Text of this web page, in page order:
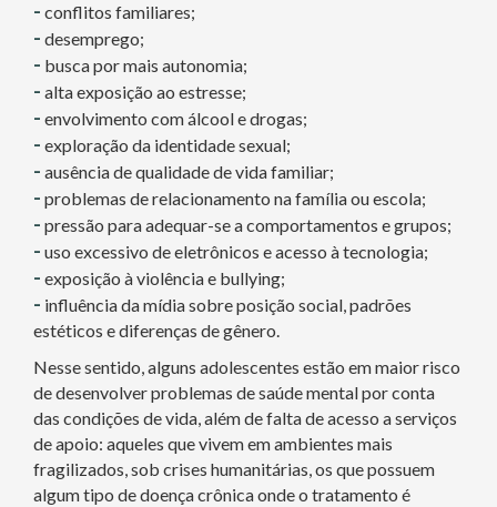
- conflitos familiares;
- desemprego;
- busca por mais autonomia;
- alta exposição ao estresse;
- envolvimento com álcool e drogas;
- exploração da identidade sexual;
- ausência de qualidade de vida familiar;
- problemas de relacionamento na família ou escola;
- pressão para adequar-se a comportamentos e grupos;
- uso excessivo de eletrônicos e acesso à tecnologia;
- exposição à violência e bullying;
- influência da mídia sobre posição social, padrões
estéticos e diferenças de gênero.
Nesse sentido, alguns adolescentes estão em maior risco
de desenvolver problemas de saúde mental por conta
das condições de vida, além de falta de acesso a serviços
de apoio: aqueles que vivem em ambientes mais
fragilizados, sob crises humanitárias, os que possuem
algum tipo de doença crônica onde o tratamento é